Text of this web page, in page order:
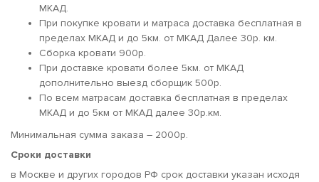
МКАД.
При покупке кровати и матраса доставка бесплатная в
пределах МКАД и до 5км. от МКАД Далее 30р. км.
Сборка кровати 900р.
При доставке кровати более 5км. от МКАД
дополнительно выезд сборщик 500р.
По всем матрасам доставка бесплатная в пределах
МКАД и до 5км от МКАД далее 30р.км.
Минимальная сумма заказа – 2000р.
Сроки доставки
в Москве и других городов РФ срок доставки указан исходя